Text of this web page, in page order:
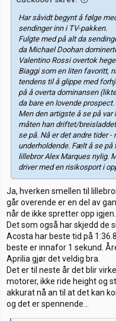
Har såvidt begynt å følge
sendinger inn i TV-pakken.
Fulgte med på alt da
da Michael Doohan
Valentino Rossi overtok
Biaggi som en liten favoritt,
tendens til å glippe med
på å overta dominansen
da bare en lovende prospect.
Men den artigste å se på
måten han driftet/
se på. Nå er det andre tider
underholdende. Fælt å se på
lillebror Alex Marques nylig.
driver med en risikosport i
Ja, hverken smellen til
går overende er en del av
når de ikke spretter opp igjen.
Det som også har skjedd de
Acosta har beste tid på
beste er innafor 1 sekund.
Aprilia gjør det veldig bra.
Det er til neste år det blir
motorer, ikke ride height og
akkurat nå an til at det kan
og det er spennende...